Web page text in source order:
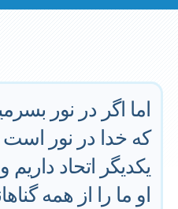
اما اگر در نور
كه خدا در نور
يكديگر اتحاد
او ما را از همه